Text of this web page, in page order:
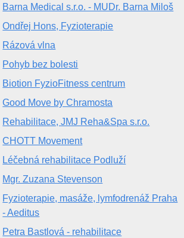
Barna Medical s.r.o. - MUDr. Barna Miloš
Ondřej Hons, Fyzioterapie
Rázová vlna
Pohyb bez bolesti
Biotion FyzioFitness centrum
Good Move by Chramosta
Rehabilitace, JMJ Reha&Spa s.r.o.
CHOTT Movement
Léčebná rehabilitace Podluží
Mgr. Zuzana Stevenson
Fyzioterapie, masáže, lymfodrenáž Praha
- Aeditus
Petra Bastlová - rehabilitace